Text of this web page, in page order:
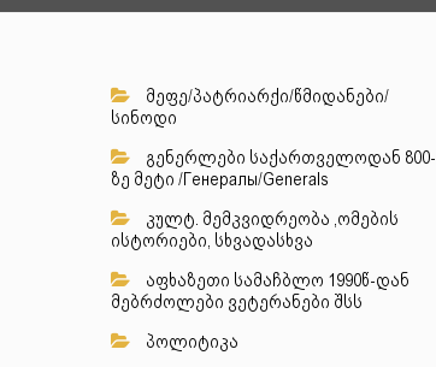
მეფე/პატრიარქი/წმიდანები/
სინოდი
გენერლები საქართველოდან 800-
ზე მეტი /Генералы/Generals
კულტ. მემკვიდრეობა ,ომების
ისტორიები, სხვადასხვა
აფხაზეთი სამაჩბლო 1990წ-დან
მებრძოლები ვეტერანები შსს
პოლიტიკა